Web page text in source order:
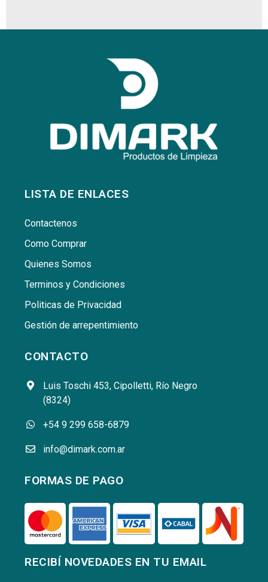
LISTA DE ENLACES
Contactenos
Como Comprar
Quienes Somos
Terminos y Condiciones
Politicas de Privacidad
Gestión de arrepentimiento
CONTACTO
Luis Toschi 453, Cipolletti, Río Negro
(8324)
+54 9 299 658-6879
info@dimark.com.ar
FORMAS DE PAGO
RECIBÍ NOVEDADES EN TU EMAIL